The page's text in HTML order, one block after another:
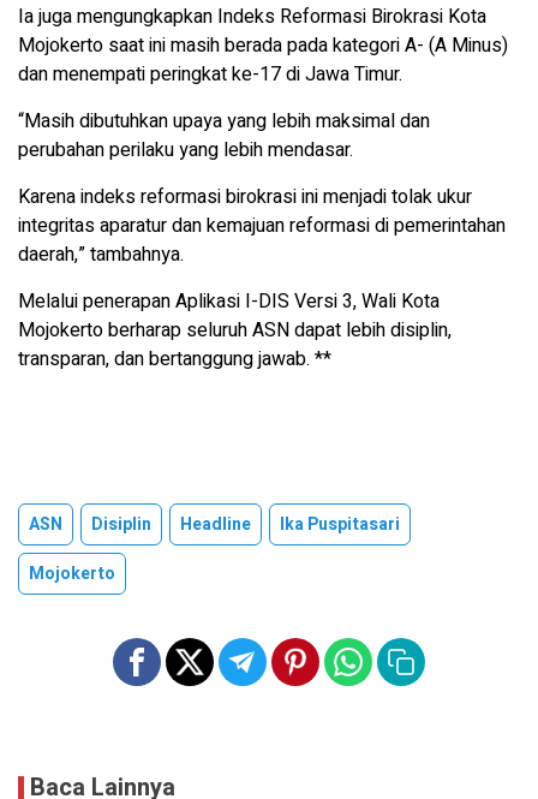
Ia juga mengungkapkan Indeks Reformasi Birokrasi Kota
Mojokerto saat ini masih berada pada kategori A- (A Minus)
dan menempati peringkat ke-17 di Jawa Timur.
“Masih dibutuhkan upaya yang lebih maksimal dan
perubahan perilaku yang lebih mendasar.
Karena indeks reformasi birokrasi ini menjadi tolak ukur
integritas aparatur dan kemajuan reformasi di pemerintahan
daerah,” tambahnya.
Melalui penerapan Aplikasi I-DIS Versi 3, Wali Kota
Mojokerto berharap seluruh ASN dapat lebih disiplin,
transparan, dan bertanggung jawab. **
ASN Disiplin Headline
Ika Puspitasari
Mojokerto
Baca Lainnya